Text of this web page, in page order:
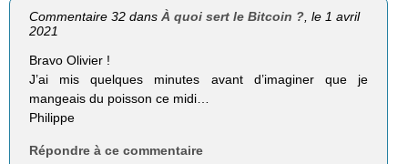
Commentaire 32 dansÀ quoi sert le Bitcoin ?, le 1 avril
2021
Bravo Olivier !
J’ai mis quelques minutes avant d’imaginer que je
mangeais du poisson ce midi…
Philippe
Répondre à ce commentaire